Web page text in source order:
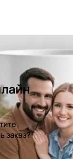
заказ?